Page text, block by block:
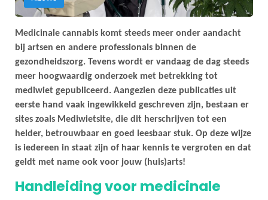
Medicinale cannabis komt steeds meer onder aandacht
bij artsen en andere professionals binnen de
gezondheidszorg. Tevens wordt er vandaag de dag steeds
meer hoogwaardig onderzoek met betrekking tot
mediwiet gepubliceerd. Aangezien deze publicaties uit
eerste hand vaak ingewikkeld geschreven zijn, bestaan er
sites zoals Mediwietsite, die dit herschrijven tot een
helder, betrouwbaar en goed leesbaar stuk. Op deze wijze
is iedereen in staat zijn of haar kennis te vergroten en dat
geldt met name ook voor jouw (huis)arts!
Handleiding voor medicinale